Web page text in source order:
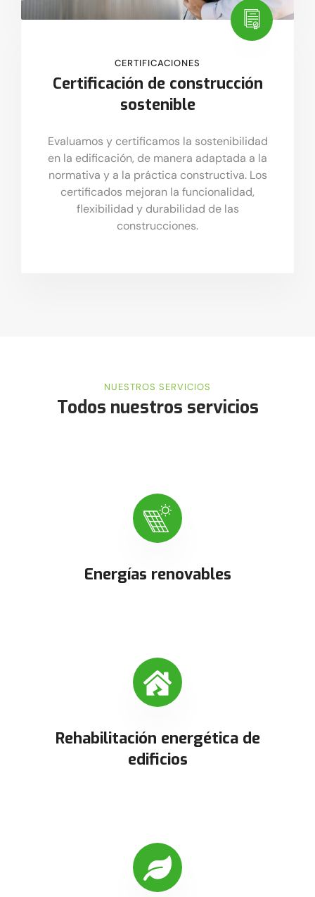
CERTIFICACIONES
Certificación de construcción
sostenible
Evaluamos y certificamos la sostenibilidad
en la edificación, de manera adaptada a la
normativa y a la práctica constructiva. Los
certificados mejoran la funcionalidad,
flexibilidad y durabilidad de las
construcciones.
NUESTROS SERVICIOS
Todos nuestros servicios
Energías renovables
Rehabilitación energética de
edificios